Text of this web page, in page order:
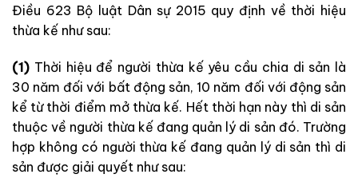
Điều 623 Bộ luật Dân sự 2015 quy định về thời hiệu
thừa kế như sau:
(1) Thời hiệu để người thừa kế yêu cầu chia di sản là
30 năm đối với bất động sản, 10 năm đối với động sản
kể từ thời điểm mở thừa kế. Hết thời hạn này thì di sản
thuộc về người thừa kế đang quản lý di sản đó. Trường
hợp không có người thừa kế đang quản lý di sản thì di
sản được giải quyết như sau: